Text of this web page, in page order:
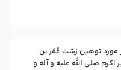
مورد توهین زشت عُمَر بن
اکرم صلی الله علیه و آله و